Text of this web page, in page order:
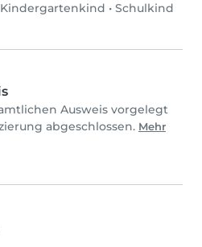
Kindergartenkind • Schulkind
Ausweis vorgelegt
abgeschlossen. Mehr